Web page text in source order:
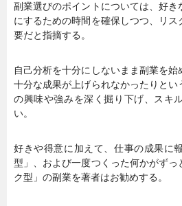
副業選びのポイントについては、好
にするための時間を確保しつつ、リ
要だと指摘する。
自己分析を十分にしないまま副業を始
十分な成果が上げられなかったりと
の興味や強みを深く掘り下げ、スキ
い。
好きや得意に加えて、仕事の成果に
型」、および一度つくった何かがずっ
ク型」の副業を著者はお勧めする。